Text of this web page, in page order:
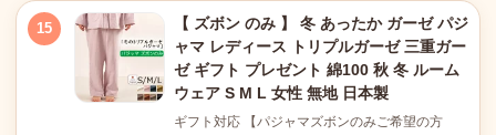
15
【 ズボン のみ 】 冬 あったか ガーゼ パジ
ャマ レディース トリプルガーゼ 三重ガー
ゼ ギフト プレゼント 綿100 秋 冬 ルーム
ウェア S M L 女性 無地 日本製
ギフト対応 【パジャマズボンのみご希望の方